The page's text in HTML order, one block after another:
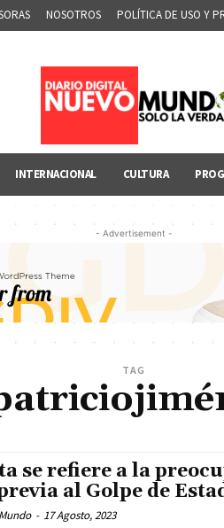
NOSOTROS POLÍTICA DE USO Y
INTERNACIONAL CULTURA
- Advertisement -
TAG
se refiere a la
al Golpe de
- 17 Agosto, 2023